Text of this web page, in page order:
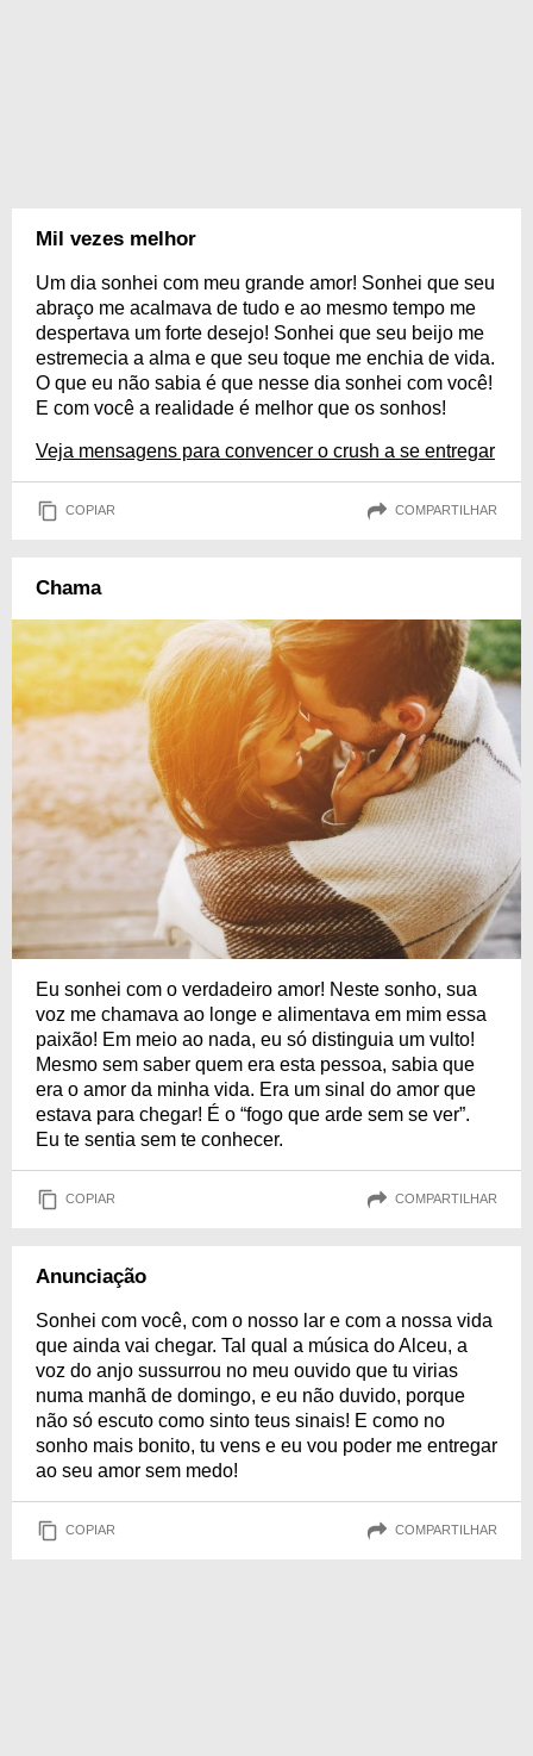
Mil vezes melhor
Um dia sonhei com meu grande amor! Sonhei que seu
abraço me acalmava de tudo e ao mesmo tempo me
despertava um forte desejo! Sonhei que seu beijo me
estremecia a alma e que seu toque me enchia de vida.
O que eu não sabia é que nesse dia sonhei com você!
E com você a realidade é melhor que os sonhos!
Veja mensagens para convencer o crush a se entregar
COPIAR COMPARTILHAR
Chama
Eu sonhei com o verdadeiro amor! Neste sonho, sua
voz me chamava ao longe e alimentava em mim essa
paixão! Em meio ao nada, eu só distinguia um vulto!
Mesmo sem saber quem era esta pessoa, sabia que
era o amor da minha vida. Era um sinal do amor que
estava para chegar! É o “fogo que arde sem se ver”.
Eu te sentia sem te conhecer.
COPIAR COMPARTILHAR
Anunciação
Sonhei com você, com o nosso lar e com a nossa vida
que ainda vai chegar. Tal qual a música do Alceu, a
voz do anjo sussurrou no meu ouvido que tu virias
numa manhã de domingo, e eu não duvido, porque
não só escuto como sinto teus sinais! E como no
sonho mais bonito, tu vens e eu vou poder me entregar
ao seu amor sem medo!
COPIAR COMPARTILHAR